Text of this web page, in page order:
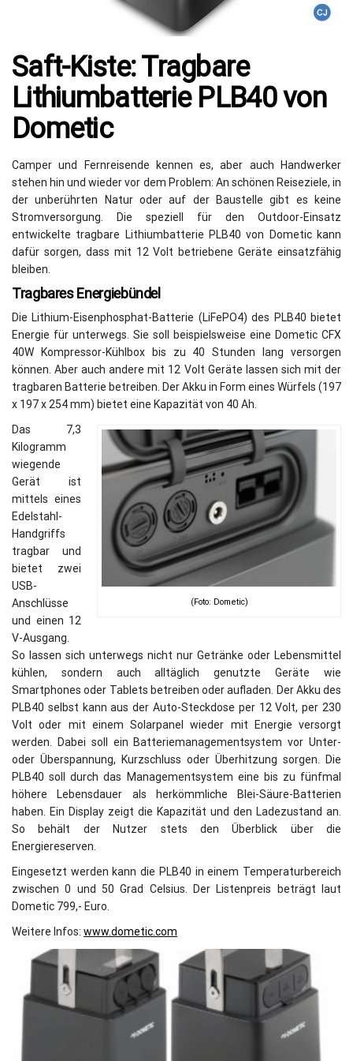
Saft-Kiste: Tragbare
Lithiumbatterie PLB40 von
Dometic
Camper und Fernreisende kennen es, aber auch Handwerker
stehen hin und wieder vor dem Problem: An schönen Reiseziele, in
der unberührten Natur oder auf der Baustelle gibt es keine
Stromversorgung. Die speziell für den Outdoor-Einsatz
entwickelte tragbare Lithiumbatterie PLB40 von Dometic kann
dafür sorgen, dass mit 12 Volt betriebene Geräte einsatzfähig
bleiben.
Tragbares Energiebündel
Die Lithium-Eisenphosphat-Batterie (LiFePO4) des PLB40 bietet
Energie für unterwegs. Sie soll beispielsweise eine Dometic CFX
40W Kompressor-Kühlbox bis zu 40 Stunden lang versorgen
können. Aber auch andere mit 12 Volt Geräte lassen sich mit der
tragbaren Batterie betreiben. Der Akku in Form eines Würfels (197
x 197 x 254 mm) bietet eine Kapazität von 40 Ah.
(Foto: Dometic)
Das 7,3
Kilogramm
wiegende
Gerät ist
mittels eines
Edelstahl-
Handgriffs
tragbar und
bietet zwei
USB-
Anschlüsse
und einen 12
V-Ausgang.
So lassen sich unterwegs nicht nur Getränke oder Lebensmittel
kühlen, sondern auch alltäglich genutzte Geräte wie
Smartphones oder Tablets betreiben oder aufladen. Der Akku des
PLB40 selbst kann aus der Auto-Steckdose per 12 Volt, per 230
Volt oder mit einem Solarpanel wieder mit Energie versorgt
werden. Dabei soll ein Batteriemanagementsystem vor Unter-
oder Überspannung, Kurzschluss oder Überhitzung sorgen. Die
PLB40 soll durch das Managementsystem eine bis zu fünfmal
höhere Lebensdauer als herkömmliche Blei-Säure-Batterien
haben. Ein Display zeigt die Kapazität und den Ladezustand an.
So behält der Nutzer stets den Überblick über die
Energiereserven.
Eingesetzt werden kann die PLB40 in einem Temperaturbereich
zwischen 0 und 50 Grad Celsius. Der Listenpreis beträgt laut
Dometic 799,- Euro.
Weitere Infos: www.dometic.com